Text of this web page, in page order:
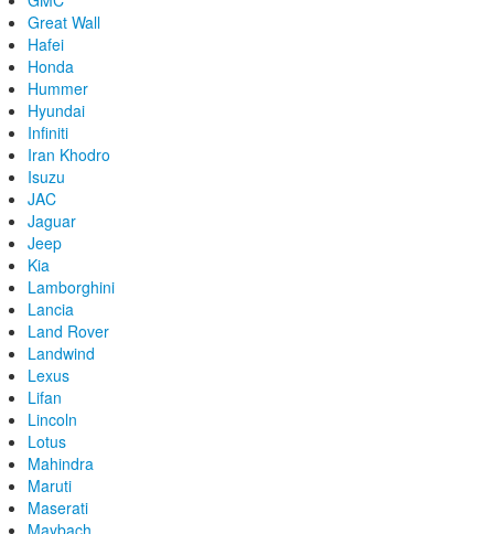
Great Wall
Hafei
Honda
Hummer
Hyundai
Infiniti
Iran Khodro
Isuzu
JAC
Jaguar
Jeep
Kia
Lamborghini
Lancia
Land Rover
Landwind
Lexus
Lifan
Lincoln
Lotus
Mahindra
Maruti
Maserati
Maybach